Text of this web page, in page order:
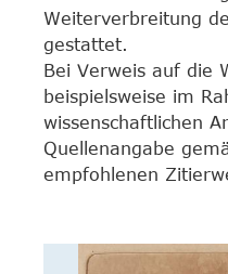
Weiterverbreitung
gestattet.
Bei Verweis auf die
beispielsweise im
wissenschaftlichen
Quellenangabe
empfohlenen